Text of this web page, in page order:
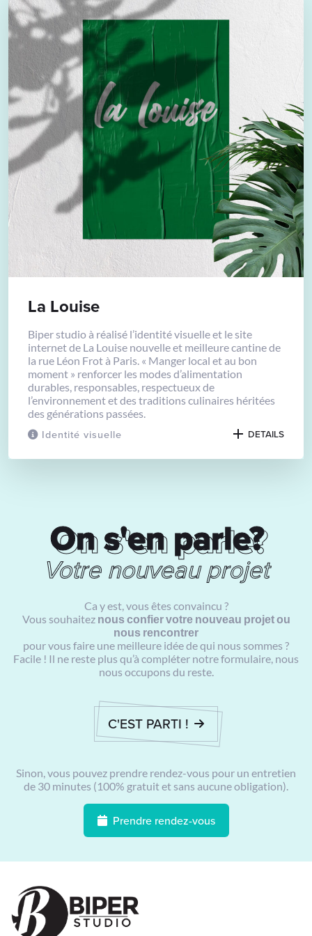
Identité visuelle
La Louise
Biper studio à réalisé l’identité visuelle et le site
internet de La Louise nouvelle et meilleure cantine de
la rue Léon Frot à Paris. « Manger local et au bon
moment » renforcer les modes d’alimentation
durables, responsables, respectueux de
l’environnement et des traditions culinaires héritées
des générations passées.
DETAILS
On s'en parle?
On s'en parle?
Votre nouveau projet
Ca y est, vous êtes convaincu ?
Vous souhaitez nous confier votre nouveau projet ou
nous rencontrer
pour vous faire une meilleure idée de qui nous sommes ?
Facile ! Il ne reste plus qu’à compléter notre formulaire, nous
nous occupons du reste.
C'EST PARTI !
Sinon, vous pouvez prendre rendez-vous pour un entretien
de 30 minutes (100% gratuit et sans aucune obligation).
Prendre rendez-vous